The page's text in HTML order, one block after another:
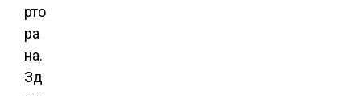
рто
ра
на.
Зд